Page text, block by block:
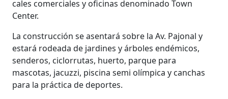
cales comerciales y oficinas denomina­do Town
Center.
La construcción se asentará sobre la Av. Pajonal y
estará rodeada de jardines y árboles endémicos,
senderos, ciclorru­tas, huerto, parque para
mascotas, ja­cuzzi, piscina semi olímpica y canchas
para la práctica de deportes.